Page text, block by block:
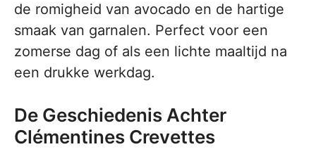
de romigheid van avocado en de hartige
smaak van garnalen. Perfect voor een
zomerse dag of als een lichte maaltijd na
een drukke werkdag.
De Geschiedenis Achter
Clémentines Crevettes